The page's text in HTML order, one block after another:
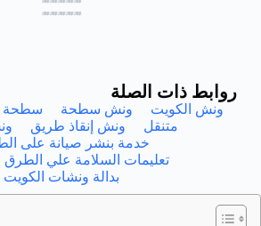
روابط ذات الصلة
ونش الكويت ونش سطحة سطحة
متنقل
ونش إنقاذ طريق
خدمة بنشر صيانة على
تعليمات السلامة علي الطرق
بدالة ونشات الكويت